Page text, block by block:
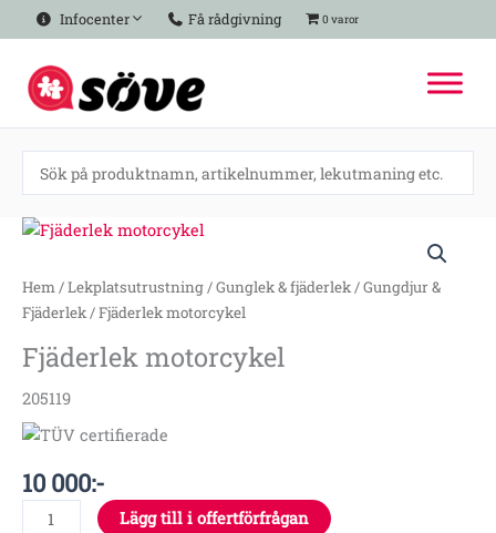
Hoppa
till
innehåll
Infocenter Få rådgivning 0 varor
Hem/Lekplatsutrustning/Gunglek & fjäderlek/Gungdjur &
Fjäderlek/ Fjäderlek motorcykel
Fjäderlek motorcykel
205119
10 000:-
Fjäderlek
mängd
Lägg till i offertförfrågan